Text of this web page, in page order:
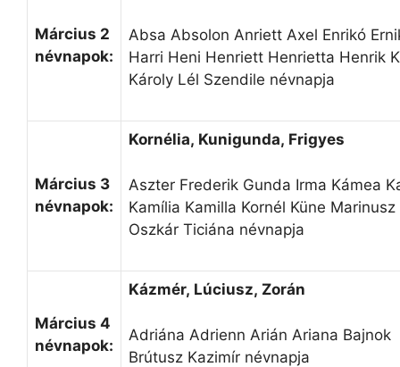
Március 2
névnapok:
Absa Absolon Anriett Axel Enrikó
Harri Heni Henriett Henrietta Henrik
Károly Lél Szendile névnapja
Március 3
névnapok:
Kornélia, Kunigunda, Frigyes
Aszter Frederik Gunda Irma Kámea
Kamília Kamilla Kornél Küne
Oszkár Ticiána névnapja
Március 4
névnapok:
Kázmér, Lúciusz, Zorán
Adriána Adrienn Arián Ariana Bajnok
Brútusz Kazimír névnapja